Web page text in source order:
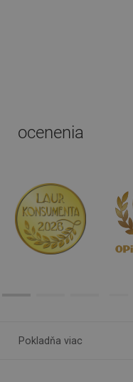
ocenenia
Pokladňa viac